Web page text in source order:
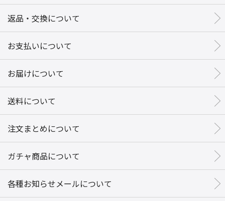
返品・交換について
お支払いについて
お届けについて
送料について
注文まとめについて
ガチャ商品について
各種お知らせメールについて